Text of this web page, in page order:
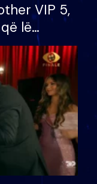
VIP 5,
lë
për